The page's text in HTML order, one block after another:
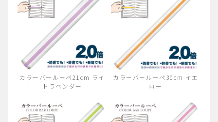
カラーバールーペ21cm ライ
トラベンダー
カラーバールーペ30cm イエ
ロー